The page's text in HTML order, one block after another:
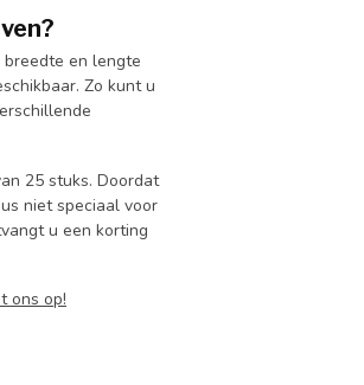
breedte en lengte
Zo kunt u
25 stuks. Doordat
niet speciaal voor
u een korting
ons op!